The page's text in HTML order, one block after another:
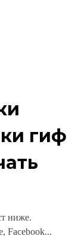
гиф
ниже.
Facebook...